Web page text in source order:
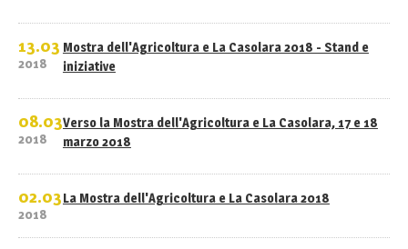
13.03
2018
Mostra dell'Agricoltura e La Casolara 2018 - Stand e
iniziative
08.03
2018
Verso la Mostra dell'Agricoltura e La Casolara, 17 e 18
marzo 2018
02.03
2018
La Mostra dell'Agricoltura e La Casolara 2018